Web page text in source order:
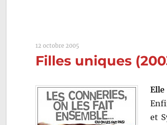
12 octobre 2005
Filles uniques
Elle
et